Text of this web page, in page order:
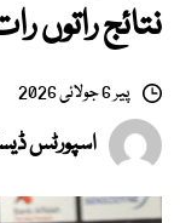
نتائج راتوں
پیر 6 جولائی 2026
اسپورٹس